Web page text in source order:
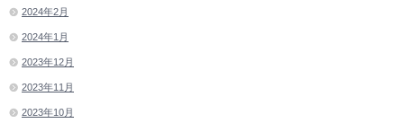
2024年2月
2024年1月
2023年12月
2023年11月
2023年10月